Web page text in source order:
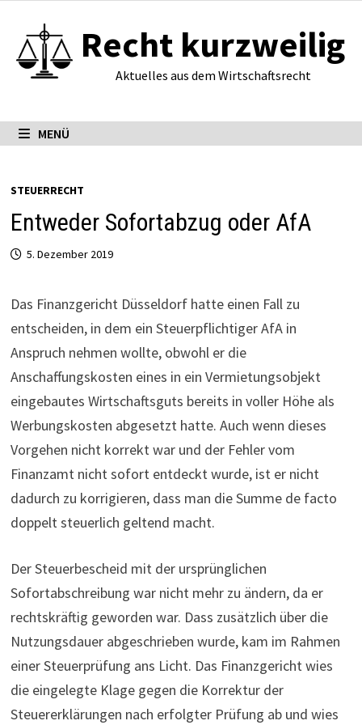
Inhalt
springen
Recht kurzweilig
Aktuelles aus dem Wirtschaftsrecht
MENÜ
STEUERRECHT
Entweder Sofortabzug oder AfA
5. Dezember 2019
Das Finanzgericht Düsseldorf hatte einen Fall zu
entscheiden, in dem ein Steuerpflichtiger AfA in
Anspruch nehmen wollte, obwohl er die
Anschaffungskosten eines in ein Vermietungsobjekt
eingebautes Wirtschaftsguts bereits in voller Höhe als
Werbungskosten abgesetzt hatte. Auch wenn dieses
Vorgehen nicht korrekt war und der Fehler vom
Finanzamt nicht sofort entdeckt wurde, ist er nicht
dadurch zu korrigieren, dass man die Summe de facto
doppelt steuerlich geltend macht.
Der Steuerbescheid mit der ursprünglichen
Sofortabschreibung war nicht mehr zu ändern, da er
rechtskräftig geworden war. Dass zusätzlich über die
Nutzungsdauer abgeschrieben wurde, kam im Rahmen
einer Steuerprüfung ans Licht. Das Finanzgericht wies
die eingelegte Klage gegen die Korrektur der
Steuererklärungen nach erfolgter Prüfung ab und wies